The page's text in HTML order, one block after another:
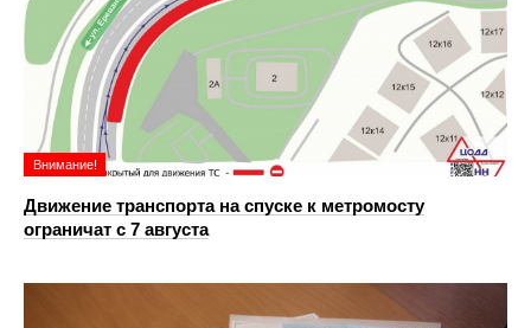
Внимание!
Движение транспорта на спуске к метромосту
ограничат с 7 августа